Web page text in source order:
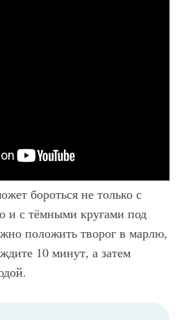
бороться не только с
и с тёмными кругами под
положить творог в марлю,
10 минут, а затем